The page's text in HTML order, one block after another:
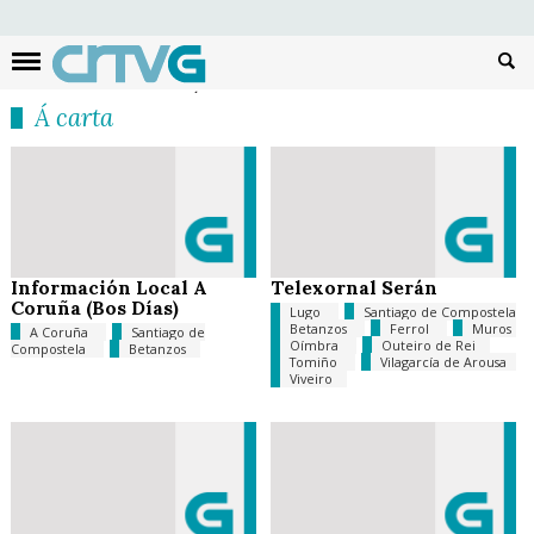
Á carta
Información Local A
Coruña (Bos Días)
A Coruña
Santiago de
Compostela
Betanzos
Telexornal Serán
Lugo
Santiago de Compostela
Betanzos
Ferrol
Muros
Oímbra
Outeiro de Rei
Tomiño
Vilagarcía de Arousa
Viveiro